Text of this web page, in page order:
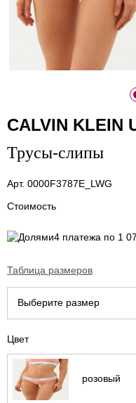
CALVIN KLEIN
Трусы-слипы
Арт. 0000F3787E_LWG
Стоимость
4 платежа по 1
Таблица размеров
Выберите размер
Цвет
розовый